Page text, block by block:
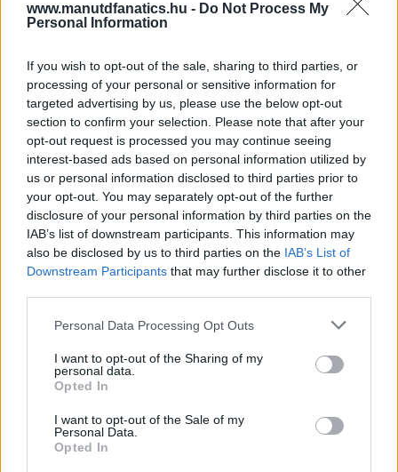
www.manutdfanatics.hu - Do Not Process My
Personal Information
If you wish to opt-out of the sale, sharing to third parties, or
processing of your personal or sensitive information for
targeted advertising by us, please use the below opt-out
section to confirm your selection. Please note that after your
opt-out request is processed you may continue seeing
interest-based ads based on personal information utilized by
us or personal information disclosed to third parties prior to
your opt-out. You may separately opt-out of the further
disclosure of your personal information by third parties on the
IAB’s list of downstream participants. This information may
also be disclosed by us to third parties on the IAB’s List of
Downstream Participants that may further disclose it to other
Please note that this website/app uses one or more Google
not limited to your visit or usage behaviour. You may click to
grant or deny consent to Google and its third-party tags to
use your data for below specified purposes in below Google
consent section.
Personal Data Processing Opt Outs
I want to opt-out of the Sharing of my
personal data.
Opted In
I want to opt-out of the Sale of my
Personal Data.
Opted In